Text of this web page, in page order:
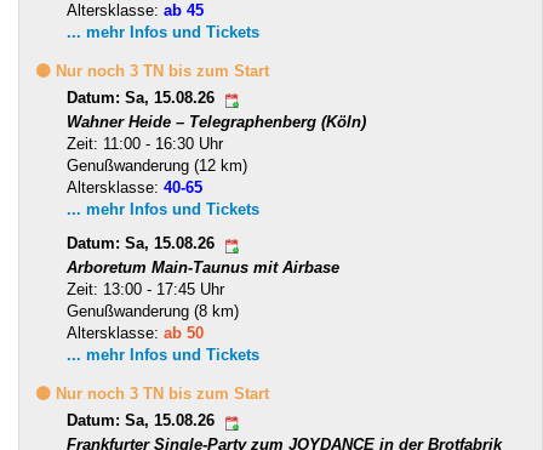
Altersklasse: ab 45
... mehr Infos und Tickets
🟡 Nur noch 3 TN bis zum Start
Datum: Sa, 15.08.26
Wahner Heide – Telegraphenberg (Köln)
Zeit: 11:00 - 16:30 Uhr
Genußwanderung (12 km)
Altersklasse: 40-65
... mehr Infos und Tickets
Datum: Sa, 15.08.26
Arboretum Main-Taunus mit Airbase
Zeit: 13:00 - 17:45 Uhr
Genußwanderung (8 km)
Altersklasse: ab 50
... mehr Infos und Tickets
🟡 Nur noch 3 TN bis zum Start
Datum: Sa, 15.08.26
Frankfurter Single-Party zum JOYDANCE in der Brotfabrik